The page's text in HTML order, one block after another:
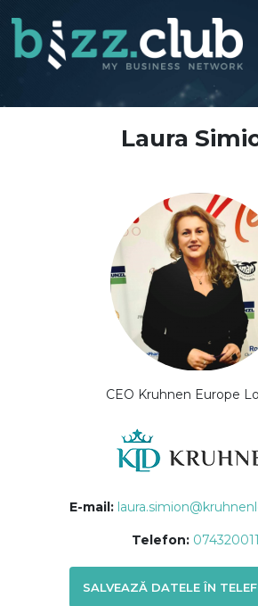
Laura
CEO Kruhnen Europe
E-mail:
Telefon:
SALVEAZĂ DATELE ÎN